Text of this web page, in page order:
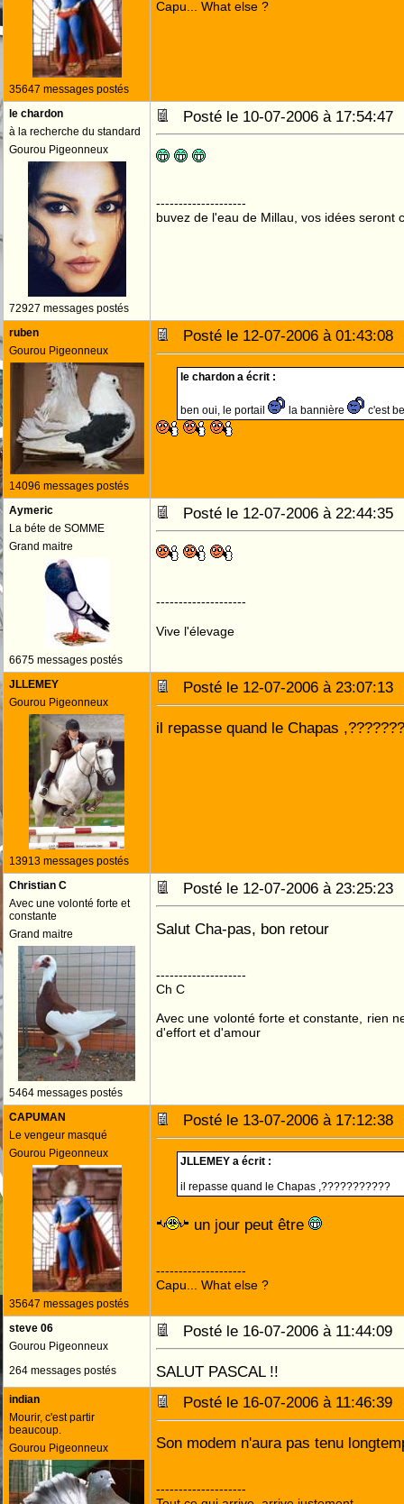
35647 messages postés
Capu... What else ?
le chardon
à la recherche du standard
Gourou Pigeonneux
72927 messages postés
Posté le 10-07-2006 à
--------------------
buvez de l'eau de Millau, vos idées seront
ruben
Gourou Pigeonneux
14096 messages postés
Posté le 12-07-2006 à
le chardon a écrit :
ben oui, le portail la bannière c'est
Aymeric
La béte de SOMME
Grand maitre
6675 messages postés
Posté le 12-07-2006 à
--------------------
Vive l'élevage
JLLEMEY
Gourou Pigeonneux
13913 messages postés
Posté le 12-07-2006 à
il repasse quand le Chapas
Christian C
Avec une volonté forte et
constante
Grand maitre
5464 messages postés
Posté le 12-07-2006 à
Salut Cha-pas, bon retour
--------------------
Ch C
Avec une volonté forte et constante, rien
d'effort et d'amour
CAPUMAN
Le vengeur masqué
Gourou Pigeonneux
35647 messages postés
Posté le 13-07-2006 à
JLLEMEY a écrit :
il repasse quand le Chapas ,???????????
un jour peut être
--------------------
Capu... What else ?
steve 06
Gourou Pigeonneux
264 messages postés
Posté le 16-07-2006 à
SALUT PASCAL !!
indian
Mourir, c'est partir
beaucoup.
Gourou Pigeonneux
Posté le 16-07-2006 à
Son modem n'aura pas tenu
--------------------